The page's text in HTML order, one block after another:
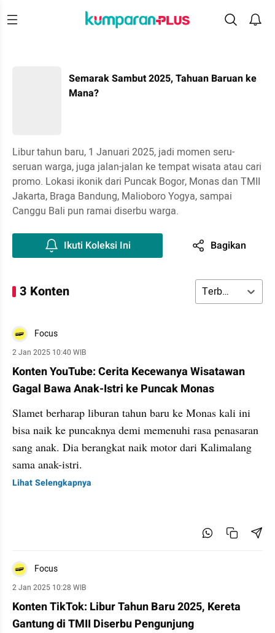
Semarak Sambut 2025, Tahuan Baruan ke
Mana?
Libur tahun baru, 1 Januari 2025, jadi momen seru-
seruan warga, juga jalan-jalan ke tempat wisata atau cari
promo. Lokasi ikonik dari Puncak Bogor, Monas dan TMII
Jakarta, Braga Bandung, Malioboro Yogya, sampai
Canggu Bali pun ramai diserbu warga.
Ikuti Koleksi Ini Bagikan
3 Konten Terbaru
Focus
2 Jan 2025 10:40 WIB
Konten YouTube: Cerita Kecewanya Wisatawan
Gagal Bawa Anak-Istri ke Puncak Monas
Slamet berharap liburan tahun baru ke Monas kali ini
bisa naik ke puncaknya demi memenuhi rasa penasaran
sang anak. Dia berangkat naik motor dari Kalimalang
sama anak-istri.
Lihat Selengkapnya
Focus
2 Jan 2025 10:28 WIB
Konten TikTok: Libur Tahun Baru 2025, Kereta
Gantung di TMII Diserbu Pengunjung